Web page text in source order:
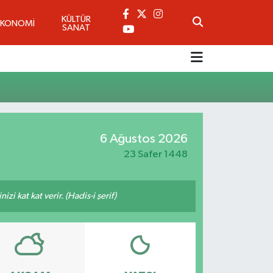
KÜLTÜR
SANAT
6 Ağustos 2026
23 Safer 1448
kat kat verir. (Hadis-i şerif)